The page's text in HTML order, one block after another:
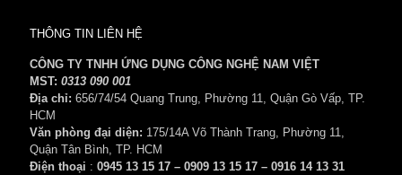
THÔNG TIN LIÊN HỆ
CÔNG TY TNHH ỨNG DỤNG CÔNG NGHỆ NAM VIỆT
MST: 0313 090 001
Địa chỉ: 656/74/54 Quang Trung, Phường 11, Quận Gò Vấp, TP.
HCM
Văn phòng đại diện: 175/14A Võ Thành Trang, Phường 11,
Quận Tân Bình, TP. HCM
Điện thoại : 0945 13 15 17 – 0909 13 15 17 – 0916 14 13 31